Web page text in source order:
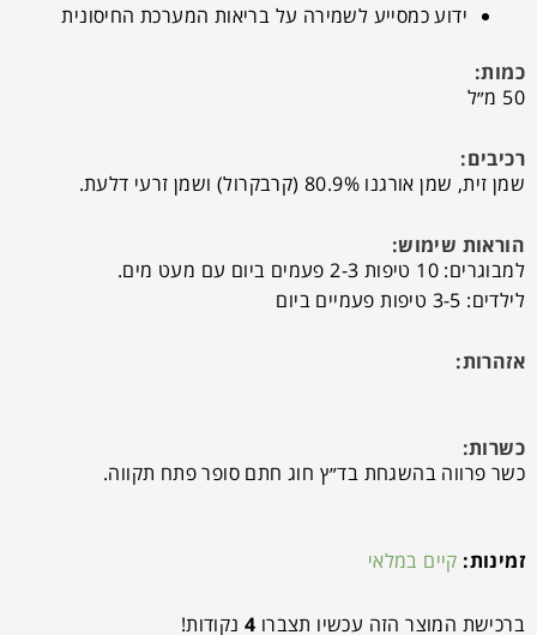
ידוע כמסייע לשמירה על בריאות המערכת החיסונית
כמות:
50 מ״ל
רכיבים:
שמן זית, שמן אורגנו 80.9% (קרבקרול) ושמן זרעי דלעת.
הוראות שימוש:
למבוגרים: 10 טיפות 2-3 פעמים ביום עם מעט מים.
לילדים: 3-5 טיפות פעמיים ביום
אזהרות:
כשרות:
כשר פרווה בהשגחת בד״ץ חוג חתם סופר פתח תקווה.
זמינות: קיים במלאי
ברכישת המוצר הזה עכשיו תצברו 4 נקודות!